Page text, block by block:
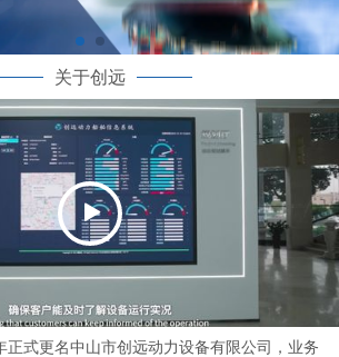
关于创远
正式更名中山市创远动力设备有限公司，业务